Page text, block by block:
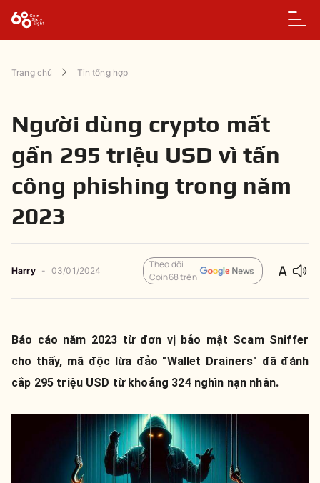
Trang chủ Tin tổng hợp
Người dùng crypto mất
gần 295 triệu USD vì tấn
công phishing trong năm
2023
Harry - 03/01/2024
Theo dõi
Coin68 trên
Báo cáo năm 2023 từ đơn vị bảo mật Scam Sniffer
cho thấy, mã độc lừa đảo "Wallet Drainers" đã đánh
cắp 295 triệu USD từ khoảng 324 nghìn nạn nhân.